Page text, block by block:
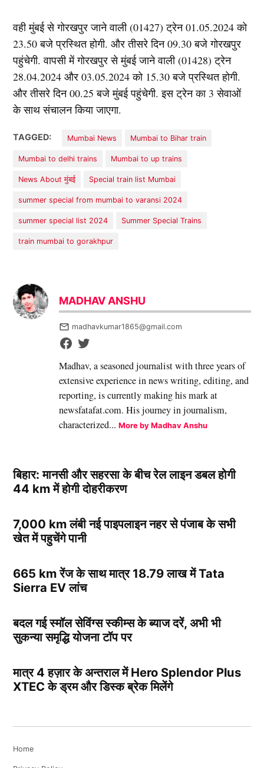
वही मुंबई से गोरखपुर जाने वाली (01427) ट्रेन 01.05.2024 को
23.50 बजे प्रस्थित होगी. और तीसरे दिन 09.30 बजे गोरखपुर
पहुंचेगी. वापसी में गोरखपुर से मुंबई जाने वाली (01428) ट्रेन
28.04.2024 और 03.05.2024 को 15.30 बजे प्रस्थित होगी.
और तीसरे दिन 00.25 बजे मुंबई पहुंचेगी. इस ट्रेन का 3 सेवाओं
के साथ संचालन किया जाएगा.
TAGGED: Mumbai News Mumbai to Bihar train
Mumbai to delhi trains Mumbai to up trains
News About मुंबई Special train list Mumbai
summer special from mumbai to varansi 2024
summer special list 2024 Summer Special Trains
train mumbai to gorakhpur
MADHAV ANSHU
madhavkumar1865@gmail.com
Madhav, a seasoned journalist with three years of
extensive experience in news writing, editing, and
reporting, is currently making his mark at
newsfatafat.com. His journey in journalism,
characterized...More by Madhav Anshu
बिहार: मानसी और सहरसा के बीच रेल लाइन डबल होगी
44 km में होगी दोहरीकरण
7,000 km लंबी नई पाइपलाइन नहर से पंजाब के सभी
खेत में पहुचेंगे पानी
665 km रेंज के साथ मात्र 18.79 लाख में Tata
Sierra EV लांच
बदल गई स्मॉल सेविंग्स स्कीम्स के ब्याज दरें, अभी भी
सुकन्या समृद्धि योजना टॉप पर
मात्र 4 हज़ार के अन्तराल में Hero Splendor Plus
XTEC के ड्रम और डिस्क ब्रेक मिलेंगे
Home